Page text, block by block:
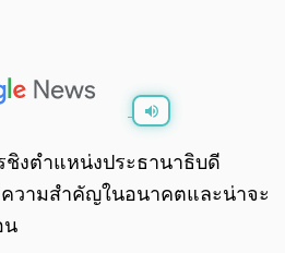
0:00/ 0:00
งตำแหน่งประธานาธิบดี
วามสำคัญในอนาคตและน่าจะ
น